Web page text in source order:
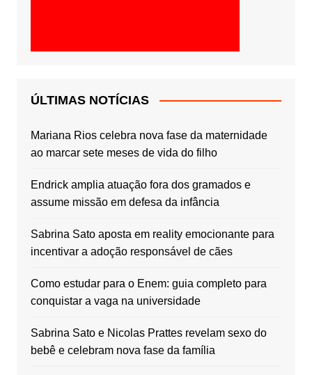
ÚLTIMAS NOTÍCIAS
Mariana Rios celebra nova fase da maternidade
ao marcar sete meses de vida do filho
Endrick amplia atuação fora dos gramados e
assume missão em defesa da infância
Sabrina Sato aposta em reality emocionante para
incentivar a adoção responsável de cães
Como estudar para o Enem: guia completo para
conquistar a vaga na universidade
Sabrina Sato e Nicolas Prattes revelam sexo do
bebê e celebram nova fase da família